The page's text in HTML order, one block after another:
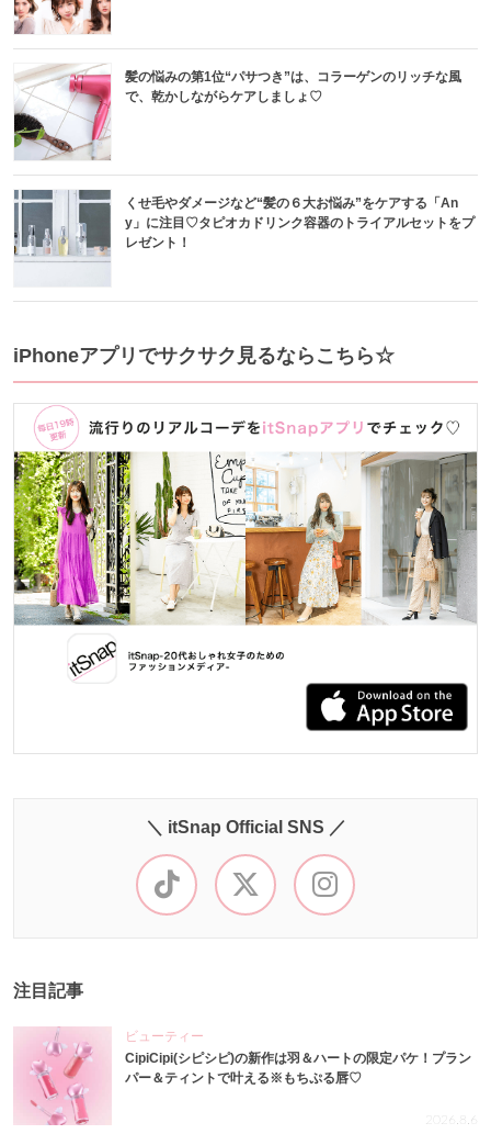
髪の悩みの第1位“パサつき”は、コラーゲンのリッチな風
で、乾かしながらケアしましょ♡
くせ毛やダメージなど“髪の６大お悩み”をケアする「An
y」に注目♡タピオカドリンク容器のトライアルセットをプ
レゼント！
iPhoneアプリでサクサク見るならこちら☆
＼ itSnap Official SNS ／
注目記事
ビューティー
CipiCipi(シピシピ)の新作は羽＆ハートの限定パケ！プラン
パー＆ティントで叶える※もちぷる唇♡
2026.8.6